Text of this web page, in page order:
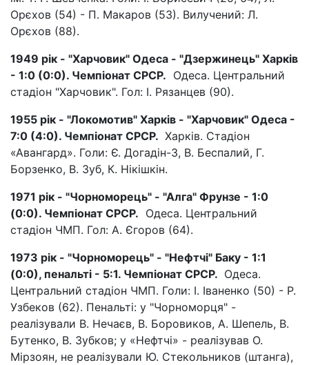
Орєхов (54) - П. Макаров (53). Вилучений: Л.
Орєхов (88).
1949 рік - "Харчовик" Одеса - "Дзержинець" Харків
- 1:0 (0:0). Чемпіонат СРСР. Одеса. Центральний
стадіон "Харчовик". Гол: І. Рязанцев (90).
1955 рік - "Локомотив" Харків - "Харчовик" Одеса -
7:0 (4:0). Чемпіонат СРСР. Харків. Стадіон
«Авангард». Голи: Є. Догадін-3, В. Беспалий, Г.
Борзенко, В. Зуб, К. Нікішкін.
1971 рік - "Чорноморець" - "Алга" Фрунзе - 1:0
(0:0). Чемпіонат СРСР. Одеса. Центральний
стадіон ЧМП. Гол: А. Єгоров (64).
1973 рік - "Чорноморець" - "Нефтчі" Баку - 1:1
(0:0), пенальті - 5:1. Чемпіонат СРСР. Одеса.
Центральний стадіон ЧМП. Голи: І. Іваненко (50) - Р.
Узбеков (62). Пенальті: у "Чорноморця" -
реалізували В. Нечаєв, В. Боровиков, А. Шепель, В.
Бутенко, В. Зубков; у «Нефтчі» - реалізував О.
Мірзоян, не реалізували Ю. Стекольников (штанга),